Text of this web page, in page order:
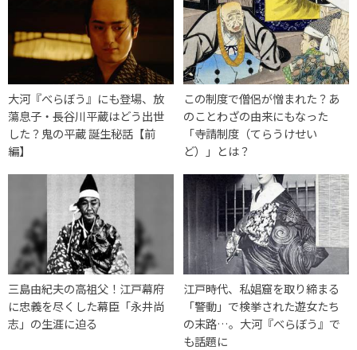
大河『べらぼう』にも登場、放
蕩息子・長谷川平蔵はどう出世
した？鬼の平蔵 誕生秘話【前
編】
この制度で僧侶が憎まれた？あ
のことわざの由来にもなった
「寺請制度（てらうけせい
ど）」とは？
三島由紀夫の高祖父！江戸幕府
に忠義を尽くした幕臣「永井尚
志」の生涯に迫る
江戸時代、私娼窟を取り締まる
「警動」で検挙された遊女たち
の末路…。大河『べらぼう』で
も話題に